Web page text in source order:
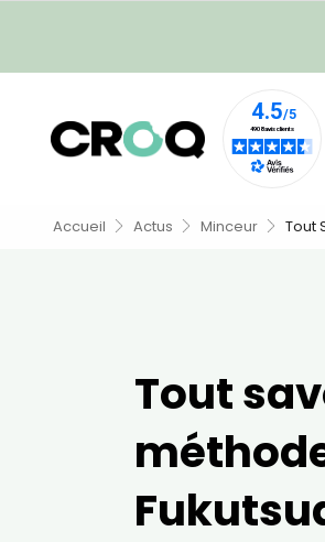
Accueil Actus Minceur Tout
Tout